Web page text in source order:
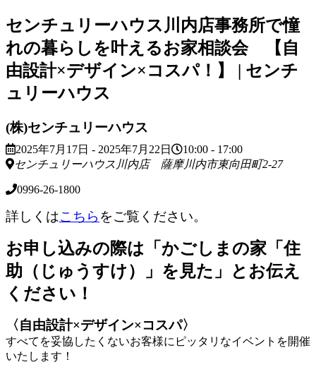
センチュリーハウス川内店事務所で憧
れの暮らしを叶えるお家相談会 【自
由設計×デザイン×コスパ！】 | センチ
ュリーハウス
(株)センチュリーハウス
2025年7月17日 - 2025年7月22日
10:00 - 17:00
センチュリーハウス川内店 薩摩川内市東向田町2-27
0996-26-1800
詳しくはこちら をご覧ください。
お申し込みの際は「かごしまの家「住
助（じゅうすけ）」を見た」とお伝え
ください！
〈自由設計×デザイン×コスパ〉
すべてを妥協したくないお客様にピッタリなイベントを開催
いたします！